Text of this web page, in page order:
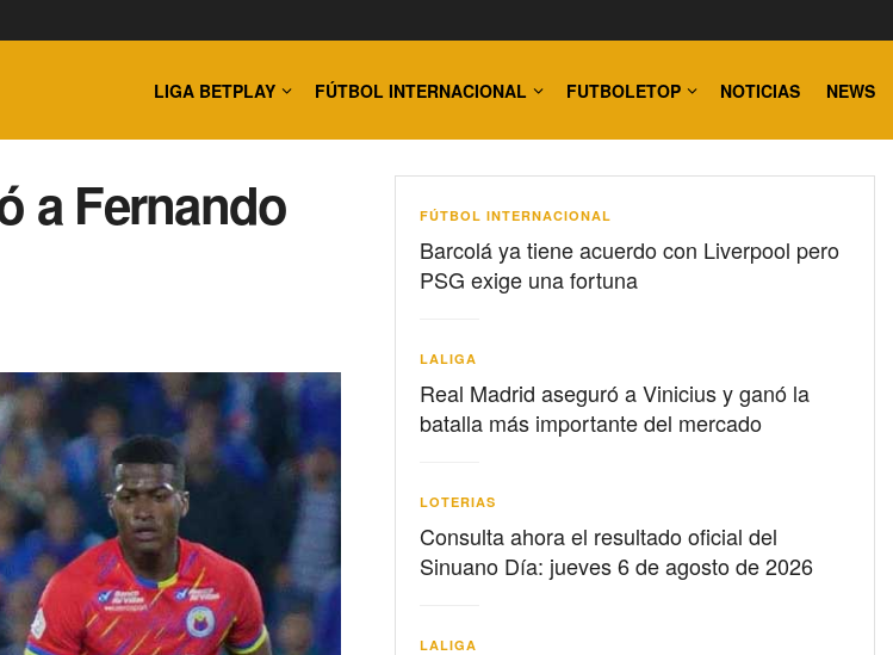
LIGA BETPLAY FÚTBOL INTERNACIONAL FUTBOLETOP NOTICIAS NEWS
a Fernando
FÚTBOL INTERNACIONAL
Barcolá ya tiene acuerdo con Liverpool pero
PSG exige una fortuna
LALIGA
Real Madrid aseguró a Vinicius y ganó la
batalla más importante del mercado
LOTERIAS
Consulta ahora el resultado oficial del
Sinuano Día: jueves 6 de agosto de 2026
LALIGA